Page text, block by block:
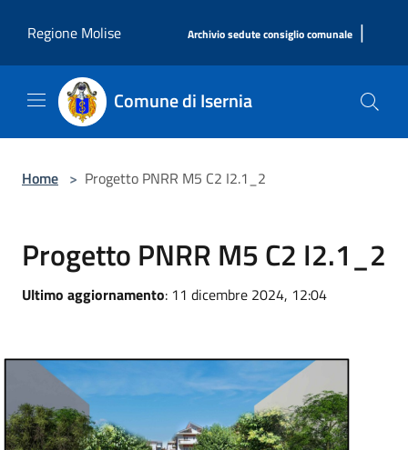
Regione Molise
Archivio sedute consiglio comunale |
Comune di Isernia
Home > Progetto PNRR M5 C2 I2.1_2
Progetto PNRR M5 C2 I2.1_2
Ultimo aggiornamento: 11 dicembre 2024, 12:04